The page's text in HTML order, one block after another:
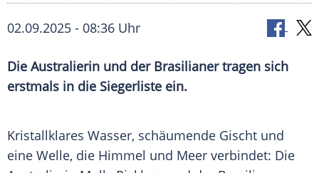
02.09.2025 - 08:36 Uhr
Die Australierin und der Brasilianer tragen sich
erstmals in die Siegerliste ein.
Kristallklares Wasser, schäumende Gischt und
eine Welle, die Himmel und Meer verbindet: Die